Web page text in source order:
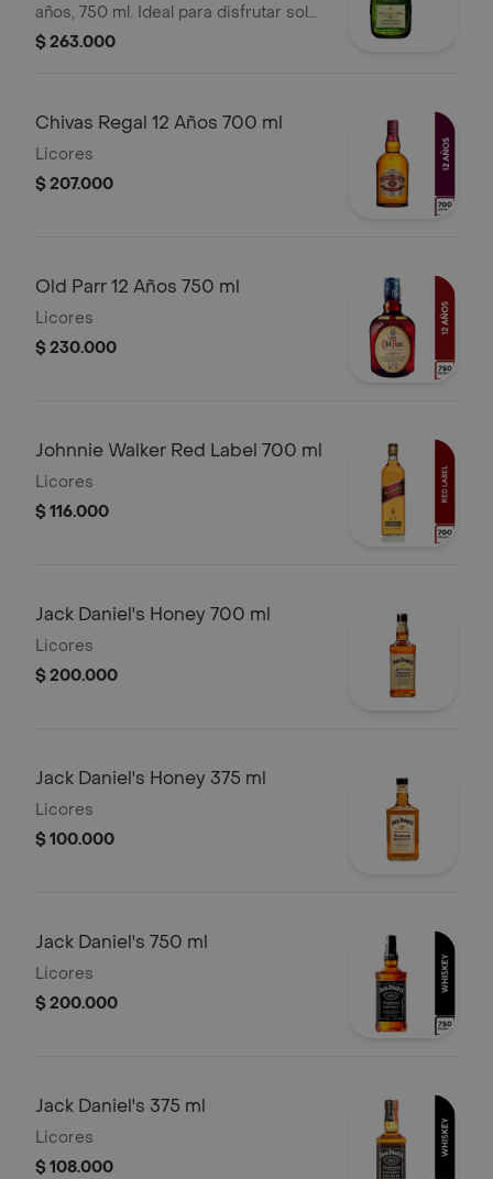
años, 750 ml. Ideal para disfrutar solo
o en cócteles.
$ 263.000
Chivas Regal 12 Años 700 ml
Licores
$ 207.000
Old Parr 12 Años 750 ml
Licores
$ 230.000
Johnnie Walker Red Label 700 ml
Licores
$ 116.000
Jack Daniel's Honey 700 ml
Licores
$ 200.000
Jack Daniel's Honey 375 ml
Licores
$ 100.000
Jack Daniel's 750 ml
Licores
$ 200.000
Jack Daniel's 375 ml
Licores
$ 108.000